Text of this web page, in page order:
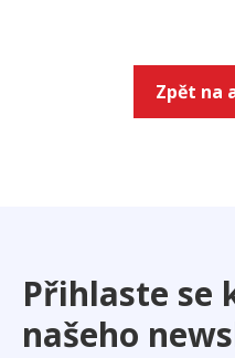
Zpět na
Přihlaste se
našeho